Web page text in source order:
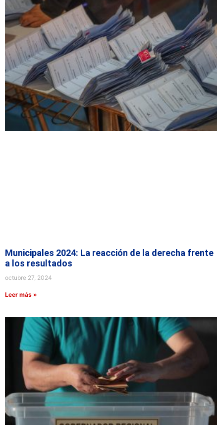
Municipales 2024: La reacción de la derecha frente
a los resultados
octubre 27, 2024
Leer más »